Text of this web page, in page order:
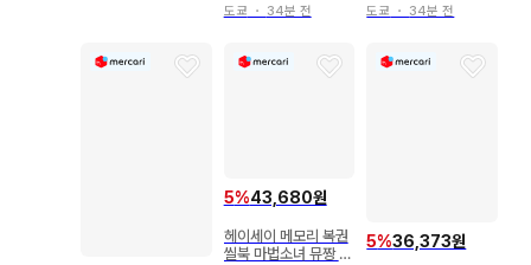
래스 저지 아크릴 스탠
도쿄 ・ 34분 전
요/클래스 저지 아크릴
도쿄 ・ 34분 전
5%43,680원
헤이세이 메모리 복권
씰북 마법소녀 뮤짱 낫
5%36,373원